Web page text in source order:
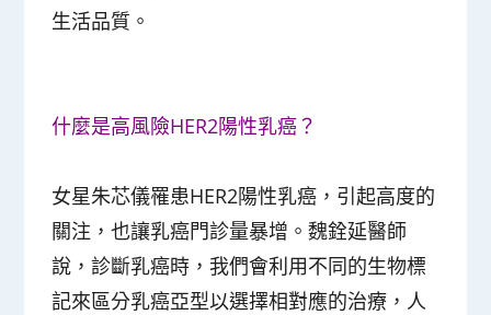
生活品質。
什麼是高風險HER2陽性乳癌？
女星朱芯儀罹患HER2陽性乳癌，引起高度的
關注，也讓乳癌門診量暴增。魏銓延醫師
說，診斷乳癌時，我們會利用不同的生物標
記來區分乳癌亞型以選擇相對應的治療，人